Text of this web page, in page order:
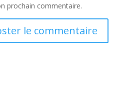
prochain commentaire.